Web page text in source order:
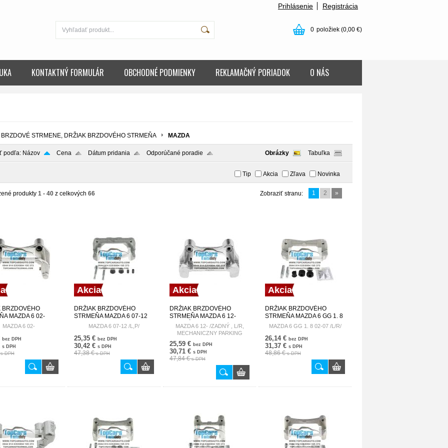
Prihlásenie Registrácia
0 položiek (0,00 €)
KONTAKTNÝ FORMULÁR OBCHODNÉ PODMIENKY REKLAMAČNÝ PORIADOK O NÁS
BRZDOVÉ STRMENE, DRŽIAK BRZDOVÉHO STRMEŇA MAZDA
podľa: Názov Cena Dátum pridania Odporúčané poradie Obrázky Tabuľka
Tip Akcia Zľava Novinka
produkty 1 - 40 z celkových 66 Zobraziť stranu: 1 2 »
BRZDOVÉHO
MAZDA 6 02-
281 HZT-MZ-002A
MAZDA 6 02-
bez DPH
s DPH
s DPH
Akcia
DRŽIAK BRZDOVÉHO
STRMEŇA MAZDA 6 07-12
/L,P/ GS1D33281 HZP-MZ-
MAZDA 6 07-12 /L,P/
25,35 € bez DPH
30,42 € s DPH
47,38 €s DPH
Akcia
DRŽIAK BRZDOVÉHO
STRMEŇA MAZDA 6 12-
/ZADNÝ , L/R,
MECHANICZNY PARKING
MZ-010A
MAZDA 6 12- /ZADNÝ , L/R,
MECHANICZNY PARKING
25,59 € bez DPH
30,71 € s DPH
47,84 €s DPH
Akcia
DRŽIAK BRZDOVÉHO
STRMEŇA MAZDA 6 GG 1. 8
02-07 /L/R/ GJ6A3328XA
MAZDA 6 GG 1. 8 02-07 /L/R/
26,14 € bez DPH
31,37 € s DPH
48,86 €s DPH